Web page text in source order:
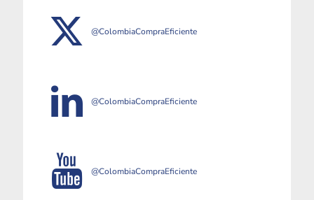
@ColombiaCompraEficiente
@ColombiaCompraEficiente
@ColombiaCompraEficiente